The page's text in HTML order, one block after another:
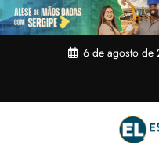
Pular
para
o
6 de agosto de